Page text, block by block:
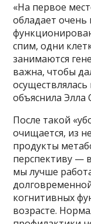
«На первое
обладает
спим, одни
занимаются
важна, чтобы
объяснила Элла
После такой
очищается, из
продукты
перспективу —
мы лучше
когнитивных
возрасте.